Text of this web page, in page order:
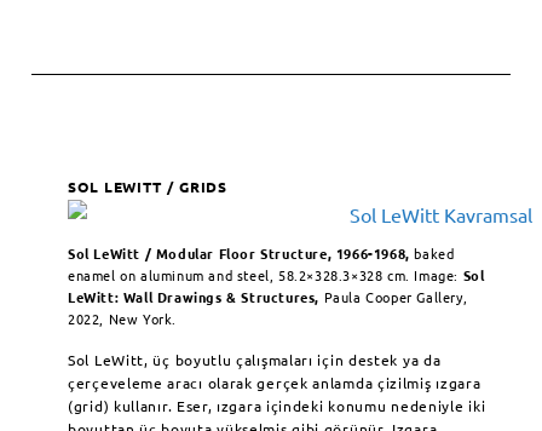
SOL LEWITT / GRIDS
Sol LeWitt / Modular Floor Structure, 1966-1968,baked
enamel on aluminum and steel, 58.2×328.3×328 cm. Image: Sol
LeWitt: Wall Drawings & Structures, Paula Cooper Gallery,
2022, New York.
Sol LeWitt, üç boyutlu çalışmaları için destek ya da
çerçeveleme aracı olarak gerçek anlamda çizilmiş ızgara
(grid) kullanır. Eser, ızgara içindeki konumu nedeniyle iki